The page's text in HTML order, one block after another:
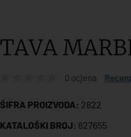
TAVA
0 ocjena
ŠIFRA PROIZVODA: 2822
KATALOŠKI BROJ: 627655